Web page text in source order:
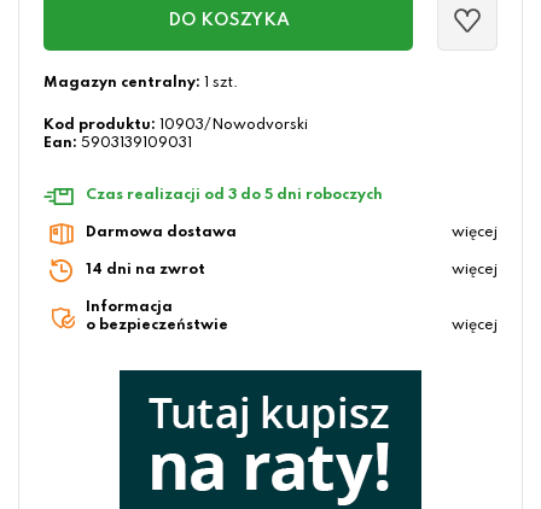
DO KOSZYKA
Magazyn centralny: 1 szt.
Kod produktu:
10903/Nowodvorski
Ean: 5903139109031
Czas realizacji od 3 do 5 dni roboczych
Darmowa dostawa więcej
14 dni na zwrot więcej
Informacja
o bezpieczeństwie
więcej